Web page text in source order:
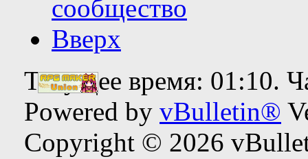
сообщество
Вверх
Текущее время: 01:10.
Powered by vBulletin®
Copyright © 2026